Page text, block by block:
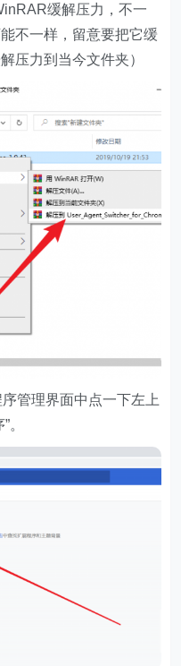
缓解压力，不一
不一样，留意要把它缓
压力到当今文件夹）
管理界面中点一下左上
。